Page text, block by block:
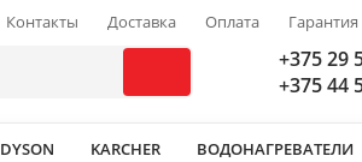
Контакты Доставка Оплата
+375 29
+375 44
DYSON KARCHER ВОДОНАГРЕВАТЕЛИ